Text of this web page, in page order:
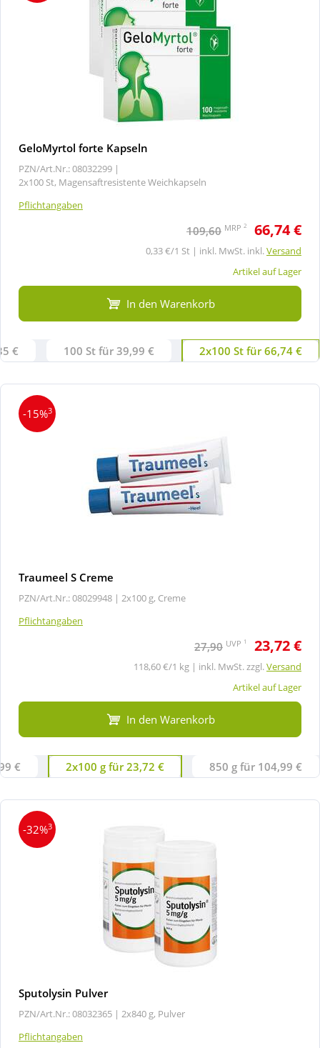
GeloMyrtol forte Kapseln
PZN/Art.Nr.: 08032299 |
2x100 St, Magensaftresistente Weichkapseln
Pflichtangaben
109,60 MRP 2 66,74 €
0,33 €/1 St | inkl. MwSt. inkl.Versand
Artikel auf Lager
In den Warenkorb
€ 100 St für 39,99 € 2x100 St für 66,74 €
-15%3
Traumeel S Creme
PZN/Art.Nr.: 08029948 | 2x100 g, Creme
Pflichtangaben
27,90 UVP 1 23,72 €
118,60 €/1 kg | inkl. MwSt. zzgl.Versand
Artikel auf Lager
In den Warenkorb
€ 2x100 g für 23,72 € 850 g für 104,99 €
-32%3
Sputolysin Pulver
PZN/Art.Nr.: 08032365 | 2x840 g, Pulver
Pflichtangaben